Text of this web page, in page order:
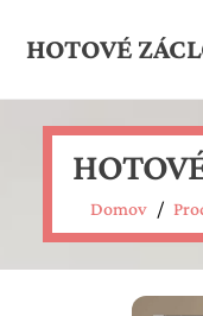
HOTOVÉ
Domov /